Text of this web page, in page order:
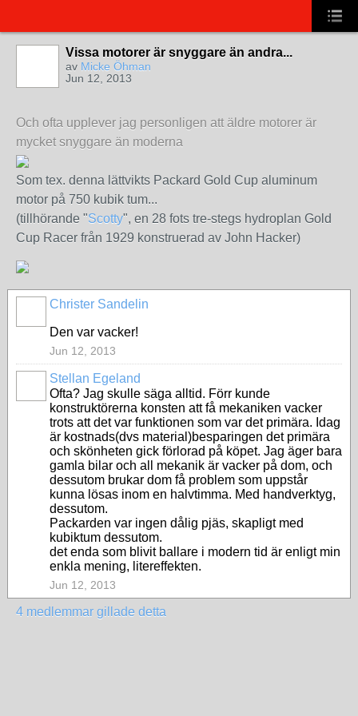
Vissa motorer är snyggare än andra...
av Micke Öhman
Jun 12, 2013
Och ofta upplever jag personligen att äldre motorer är
mycket snyggare än moderna
Som tex. denna lättvikts Packard Gold Cup aluminum
motor på 750 kubik tum...
(tillhörande "Scotty", en 28 fots tre-stegs hydroplan Gold
Cup Racer från 1929 konstruerad av John Hacker)
Christer Sandelin
Den var vacker!
Jun 12, 2013
Stellan Egeland
Ofta? Jag skulle säga alltid. Förr kunde
konstruktörerna konsten att få mekaniken vacker
trots att det var funktionen som var det primära. Idag
är kostnads(dvs material)besparingen det primära
och skönheten gick förlorad på köpet. Jag äger bara
gamla bilar och all mekanik är vacker på dom, och
dessutom brukar dom få problem som uppstår
kunna lösas inom en halvtimma. Med handverktyg,
dessutom.
Packarden var ingen dålig pjäs, skapligt med
kubiktum dessutom.
det enda som blivit ballare i modern tid är enligt min
enkla mening, litereffekten.
Jun 12, 2013
4 medlemmar gillade detta